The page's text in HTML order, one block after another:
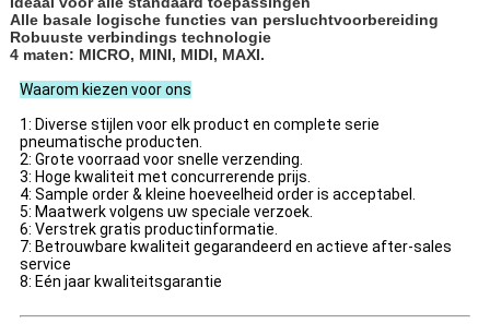
Alle basale logische functies van persluchtvoorbereiding
Robuuste verbindings technologie
4 maten: MICRO, MINI, MIDI, MAXI.
Waarom kiezen voor ons
1: Diverse stijlen voor elk product en complete serie
pneumatische producten.
2: Grote voorraad voor snelle verzending.
3: Hoge kwaliteit met concurrerende prijs.
4: Sample order & kleine hoeveelheid order is acceptabel.
5: Maatwerk volgens uw speciale verzoek.
6: Verstrek gratis productinformatie.
7: Betrouwbare kwaliteit gegarandeerd en actieve after-sales
service
8: Eén jaar kwaliteitsgarantie